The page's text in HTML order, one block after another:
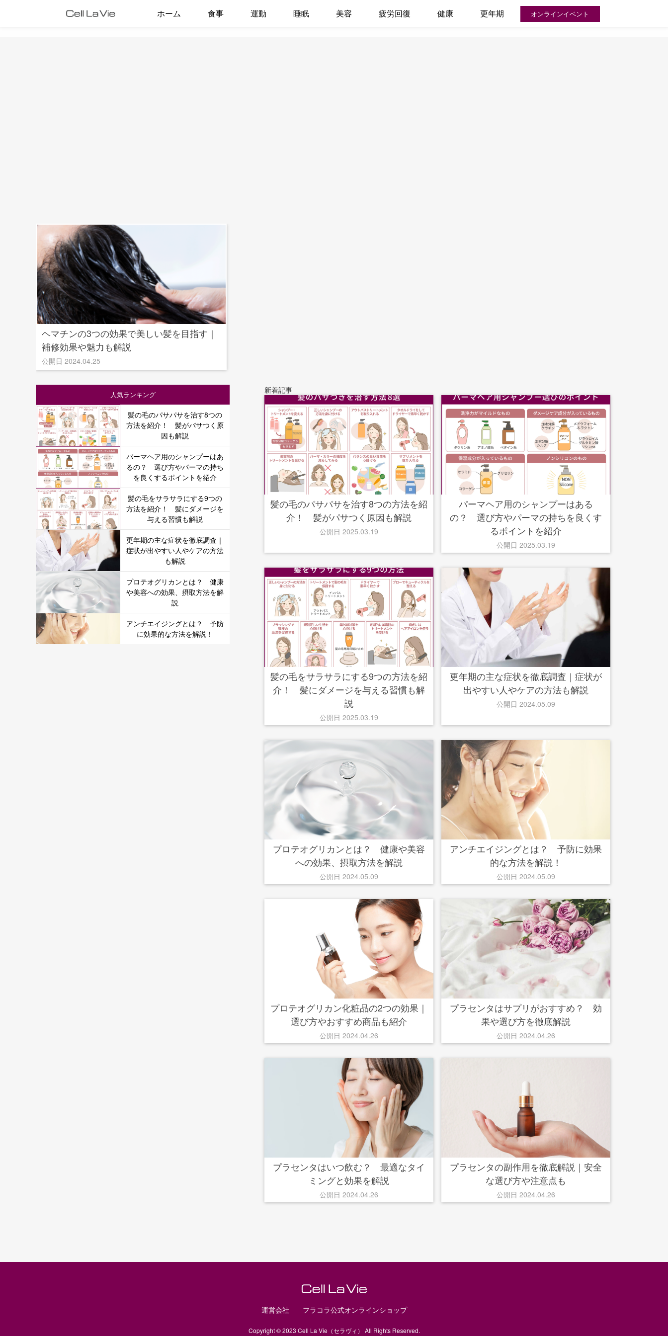
ホーム 食事 運動 睡眠 美容 疲労回復 健康 更年期 オンラインイベント
ヘマチンの3つの効果で美しい髪を目指す｜
補修効果や魅力も解説
公開日 2024.04.25
人気ランキング
髪の毛のパサパサを治す8つの
方法を紹介！ 髪がパサつく原
因も解説
パーマヘア用のシャンプーはあ
るの？ 選び方やパーマの持ち
を良くするポイントを紹介
髪の毛をサラサラにする9つの
方法を紹介！ 髪にダメージを
与える習慣も解説
更年期の主な症状を徹底調査｜
症状が出やすい人やケアの方法
も解説
プロテオグリカンとは？ 健康
や美容への効果、摂取方法を解
説
アンチエイジングとは？ 予防
に効果的な方法を解説！
新着記事
髪の毛のパサパサを治す8つの方法を紹
介！ 髪がパサつく原因も解説
公開日 2025.03.19
パーマヘア用のシャンプーはある
の？ 選び方やパーマの持ちを良くす
るポイントを紹介
公開日 2025.03.19
髪の毛をサラサラにする9つの方法を紹
介！ 髪にダメージを与える習慣も解
説
公開日 2025.03.19
更年期の主な症状を徹底調査｜症状が
出やすい人やケアの方法も解説
公開日 2024.05.09
プロテオグリカンとは？ 健康や美容
への効果、摂取方法を解説
公開日 2024.05.09
アンチエイジングとは？ 予防に効果
的な方法を解説！
公開日 2024.05.09
プロテオグリカン化粧品の2つの効果｜
選び方やおすすめ商品も紹介
公開日 2024.04.26
プラセンタはサプリがおすすめ？ 効
果や選び方を徹底解説
公開日 2024.04.26
プラセンタはいつ飲む？ 最適なタイ
ミングと効果を解説
公開日 2024.04.26
プラセンタの副作用を徹底解説｜安全
な選び方や注意点も
公開日 2024.04.26
運営会社 フラコラ公式オンラインショップ
Copyright © 2023 Cell La Vie（セラヴィ） All Rights Reserved.